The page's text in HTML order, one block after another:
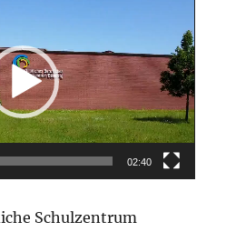
02:40
Schulzentrum